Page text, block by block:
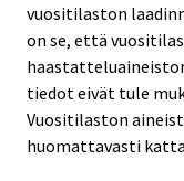
vuositilaston
on se, että
tiedot eivät tule
Vuositilaston
huomattavasti